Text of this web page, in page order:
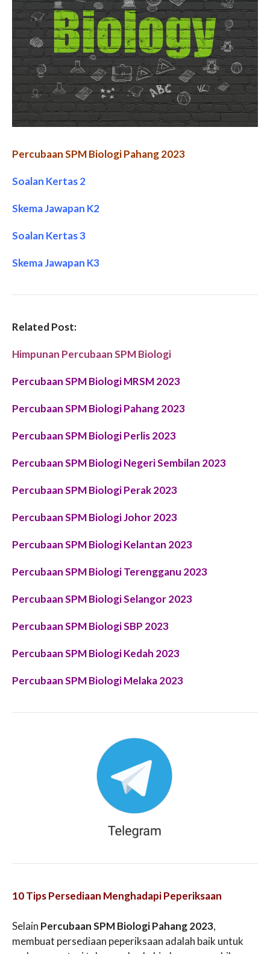
Percubaan SPM Biologi Pahang 2023
Soalan Kertas 2
Skema Jawapan K2
Soalan Kertas 3
Skema Jawapan K3
Related Post:
Himpunan Percubaan SPM Biologi
Percubaan SPM Biologi MRSM 2023
Percubaan SPMBiologi Pahang2023
Percubaan SPMBiologi Perlis2023
Percubaan SPMBiologi Negeri Sembilan 2023
Percubaan SPMBiologi Perak2023
Percubaan SPMBiologi Johor2023
Percubaan SPMBiologi Kelantan 2023
Percubaan SPMBiologi Terengganu 2023
Percubaan SPMBiologi Selangor2023
Percubaan SPMBiologi SBP 2023
Percubaan SPMBiologi Kedah 2023
Percubaan SPMBiologi Melaka2023
10 Tips Persediaan Menghadapi Peperiksaan
Selain Percubaan SPM Biologi Pahang 2023,
membuat persediaan peperiksaan adalah baik untuk